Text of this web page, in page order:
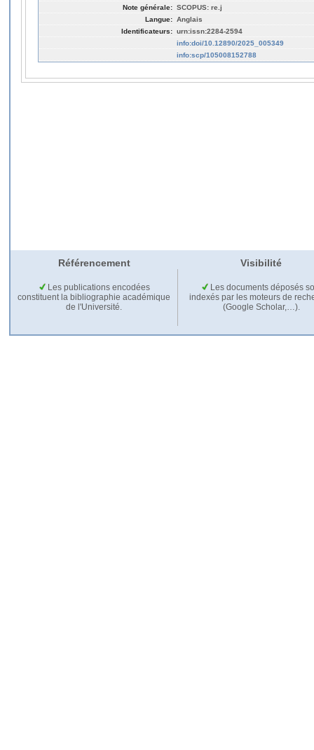
Note générale: SCOPUS: re.j
Langue: Anglais
Identificateurs: urn:issn:2284-2594
info:doi/10.12890/2025_005349
info:scp/105008152788
Référencement Visibilité
Les publications encodées
constituent la bibliographie académique
de l'Université.
Les documents déposés
indexés par les moteurs de
(Google Scholar,…).